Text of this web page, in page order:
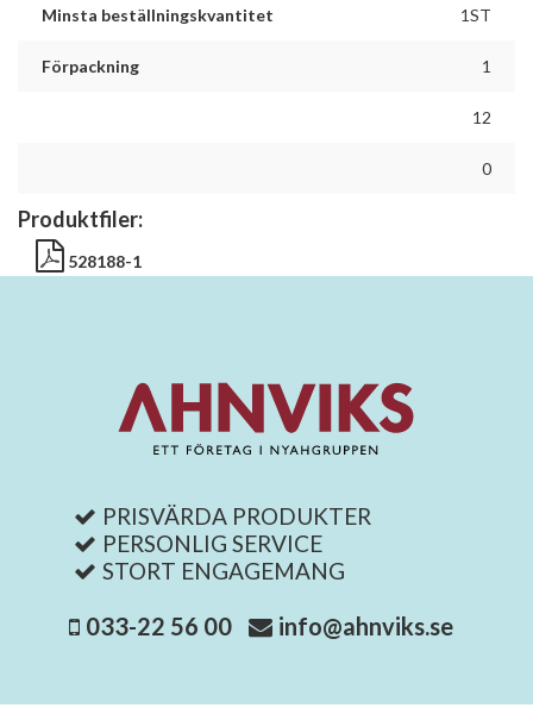
Minsta beställningskvantitet 1ST
Förpackning 1
12
0
Produktfiler:
528188-1
PRISVÄRDA PRODUKTER
PERSONLIG SERVICE
STORT ENGAGEMANG
033-22 56 00 info@ahnviks.se